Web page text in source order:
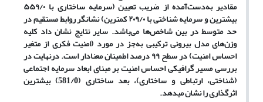
مقادیر به‌دست‌آمده از ضریب تعیین (سرمایه ساختاری با ۵۵۹/۰
بیشترین و سرمایه شناختی با ۲۰۹/۰ کمترین) نشانگر روابط مستقیم در
حد متوسط در بین شاخص‌ها می‌باشد. سایر نتایج نشان داد کلیه
وزن‌های مدل بیرونی ترکیبی به‌جز در مورد (امنیت فکری از متغیر
احساس امنیت) در سطح ۹۹ درصد اطمینان معنادار است. درنهایت در
بررسی مسیر گرافیکی احساس امنیت بر مبنای ابعاد سرمایه اجتماعی
(شناختی، ارتباطی و ساختاری)، بعد ساختاری (581/0) بیشترین
اثرگذاری را نشان می­دهد.